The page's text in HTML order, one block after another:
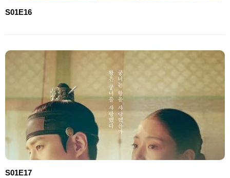
S01E16
S01E17